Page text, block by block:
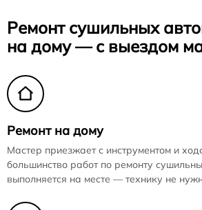
Ремонт сушильных
на дому — с выездом
Ремонт на дому
Мастер приезжает с инструментом и
большинство работ по ремонту
выполняется на месте — технику не